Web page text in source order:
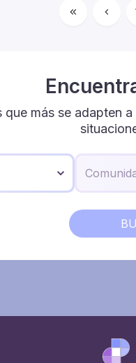
que más se adapten